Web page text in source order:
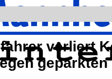
verliert
geparkten